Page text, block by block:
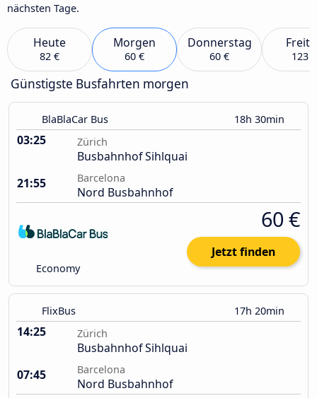
nächsten Tage.
Heute
82 €
Morgen
60 €
Donnerstag
60 € 123 €
Günstigste Busfahrten morgen
BlaBlaCar Bus 18h 30min
03:25 Zürich
Busbahnhof Sihlquai
21:55
Barcelona
Nord Busbahnhof
Economy
60 €
Jetzt finden
FlixBus 17h 20min
14:25 Zürich
Busbahnhof Sihlquai
07:45
Barcelona
Nord Busbahnhof